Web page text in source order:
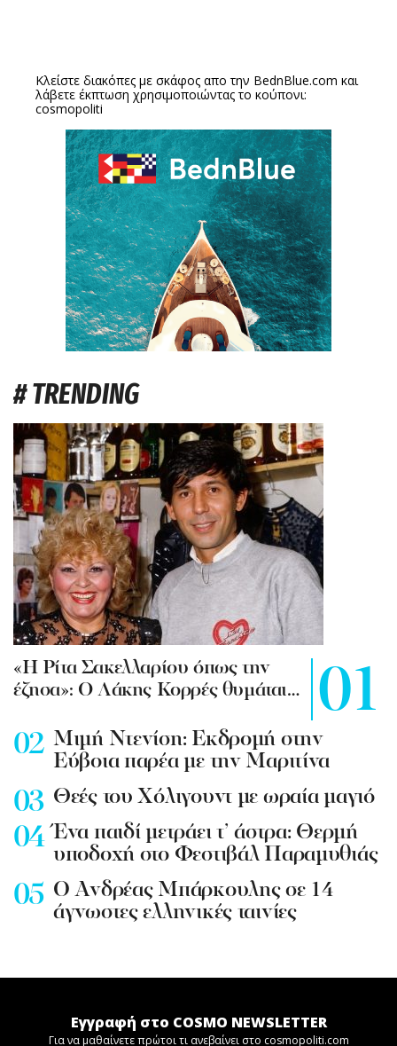
Κλείστε διακόπες με σκάφος απο την BednBlue.com και
λάβετε έκπτωση χρησιμοποιώντας το κούπονι:
cosmopoliti
# TRENDING
«Η Ρίτα Σακελλαρίου όπως την
έζησα»: Ο Λάκης Κορρές θυμάται…
Mιμή Ντενίση: Εκδρομή στην
Εύβοια παρέα με την Μαριτίνα
Θεές του Χόλιγουντ με ωραία μαγιό
Ένα παιδί μετράει τ’ άστρα: Θερμή
υποδοχή στο Φεστιβάλ Παραμυθιάς
Ο Ανδρέας Μπάρκουλης σε 14
άγνωστες ελληνικές ταινίες
Εγγραφή στο COSMO NEWSLETTER
Για να μαθαίνετε πρώτοι τι ανεβαίνει στο cosmopoliti.com